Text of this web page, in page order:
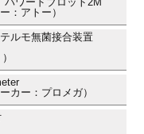
ワードブロット2M
：アトー）
ルモ無菌接合装置
カー：プロメガ）